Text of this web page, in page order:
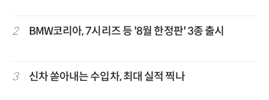
2 BMW코리아, 7시리즈 등 '8월 한정판' 3종 출시
3 신차 쏟아내는 수입차, 최대 실적 찍나